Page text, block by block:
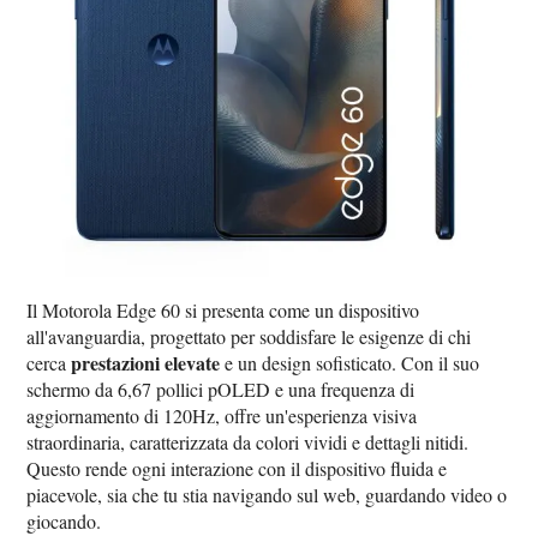
Il Motorola Edge 60 si presenta come un dispositivo
all'avanguardia, progettato per soddisfare le esigenze di chi
cercaprestazioni elevatee un design sofisticato. Con il suo
schermo da 6,67 pollici pOLED e una frequenza di
aggiornamento di 120Hz, offre un'esperienza visiva
straordinaria, caratterizzata da colori vividi e dettagli nitidi.
Questo rende ogni interazione con il dispositivo fluida e
piacevole, sia che tu stia navigando sul web, guardando video o
giocando.